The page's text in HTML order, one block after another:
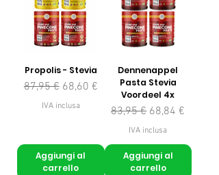
Propolis - Stevia
Prezzo regolare
87,95 € Prezzo scontato
68,60 €
IVA inclusa
Aggiungi al
carrello
Dennenappel
Pasta Stevia
Voordeel 4x
Prezzo regolare
83,95 € Prezzo scontato
68,84 €
IVA inclusa
Aggiungi al
carrello